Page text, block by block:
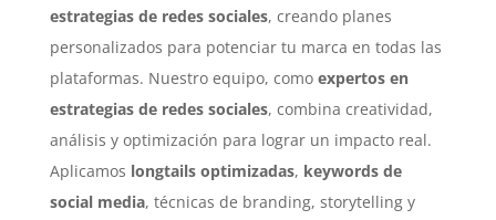
estrategias de redes sociales, creando planes
personalizados para potenciar tu marca en todas las
plataformas. Nuestro equipo, como expertos en
estrategias de redes sociales, combina creatividad,
análisis y optimización para lograr un impacto real.
Aplicamos longtails optimizadas, keywords de
social media, técnicas de branding, storytelling y